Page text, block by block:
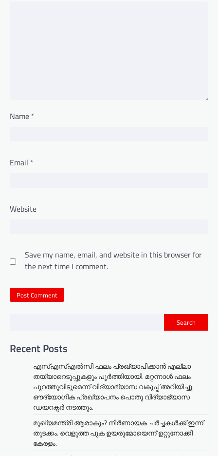
Name *
Email *
Website
Save my name, email, and website in this browser for
the next time I comment.
Search
Recent Posts
എസ്എസ്എൽസി ഫലം പ്രഖ്യാപിക്കാൻ എല്ലാ
തയ്യാറെടുപ്പുകളും പൂർത്തിയായി. മറ്റന്നാള്‍ ഫലം
പുറത്തുവിടുമെന്ന് വിദ്യാഭ്യാസ വകുപ്പ് അറിയിച്ചു.
ഔദ്യോഗിക പ്രഖ്യാപനം പൊതു വിദ്യാഭ്യാസ
ഡയറക്ടർ നടത്തും.
മുഖ്യമന്ത്രി ആരാകും? നിർണായക ചർച്ചകൾക്ക് ഇന്ന്
തുടക്കം. വെളുത്ത പുക ഉയരുമോയെന്ന് ഉറ്റുനോക്കി
കേരളം.